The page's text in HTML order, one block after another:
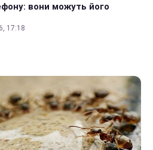
вони можуть його
17:18